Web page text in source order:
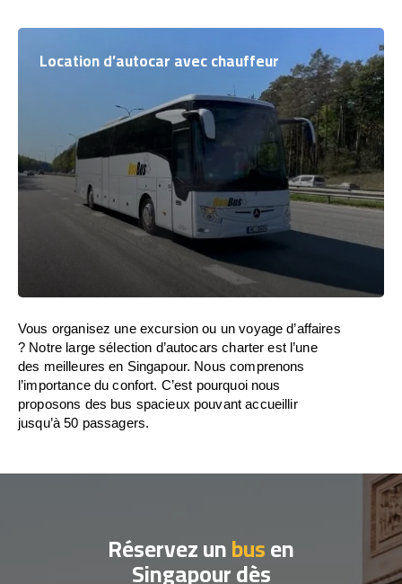
Location d’autocar avec chauffeur
Vous organisez une excursion ou un voyage d’affaires
? Notre large sélection d’autocars charter est l’une
des meilleures en Singapour. Nous comprenons
l’importance du confort. C’est pourquoi nous
proposons des bus spacieux pouvant accueillir
jusqu’à 50 passagers.
Réservez unbusen
Singapour dès